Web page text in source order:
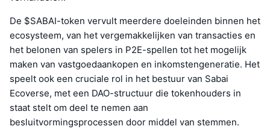
De $SABAI-token vervult meerdere doeleinden binnen het
ecosysteem, van het vergemakkelijken van transacties en
het belonen van spelers in P2E-spellen tot het mogelijk
maken van vastgoedaankopen en inkomstengeneratie. Het
speelt ook een cruciale rol in het bestuur van Sabai
Ecoverse, met een DAO-structuur die tokenhouders in
staat stelt om deel te nemen aan
besluitvormingsprocessen door middel van stemmen.